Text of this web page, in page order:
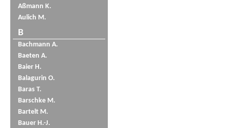
Aßmann K.
Aulich M.
B
Bachmann A.
Baeten A.
Baier H.
Balagurin O.
Baras T.
Barschke M.
Bartelt M.
Bauer H.-J.